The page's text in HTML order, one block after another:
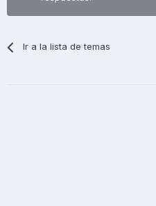
Ir a la lista de temas